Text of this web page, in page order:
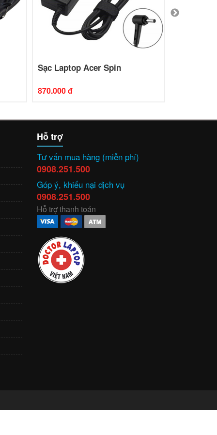
Sạc Laptop Acer Spin
870.000 đ
Hỗ trợ
Tư vấn mua hàng (miễn phí)
0908.251.500
Góp ý, khiếu nại dịch vụ
0908.251.500
Hỗ trợ thanh toán